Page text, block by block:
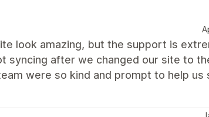
look amazing, but the support is
syncing after we changed our site to
were so kind and prompt to help us